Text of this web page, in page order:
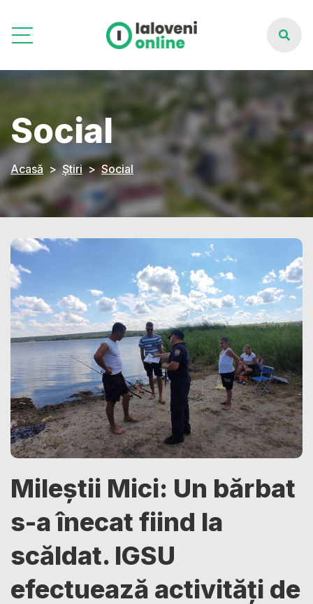
Social
Acasă Știri Social
Mileștii Mici: Un bărbat
s-a înecat fiind la
scăldat. IGSU
efectuează activități de